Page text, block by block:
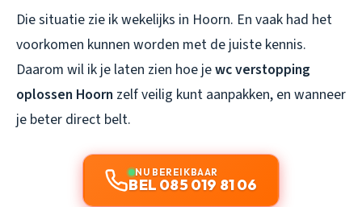
Die situatie zie ik wekelijks in Hoorn. En vaak had het
voorkomen kunnen worden met de juiste kennis.
Daarom wil ik je laten zien hoe jewc verstopping
oplossen Hoorn zelf veilig kunt aanpakken, en wanneer
je beter direct belt.
NU BEREIKBAAR
BEL 085 019 81 06